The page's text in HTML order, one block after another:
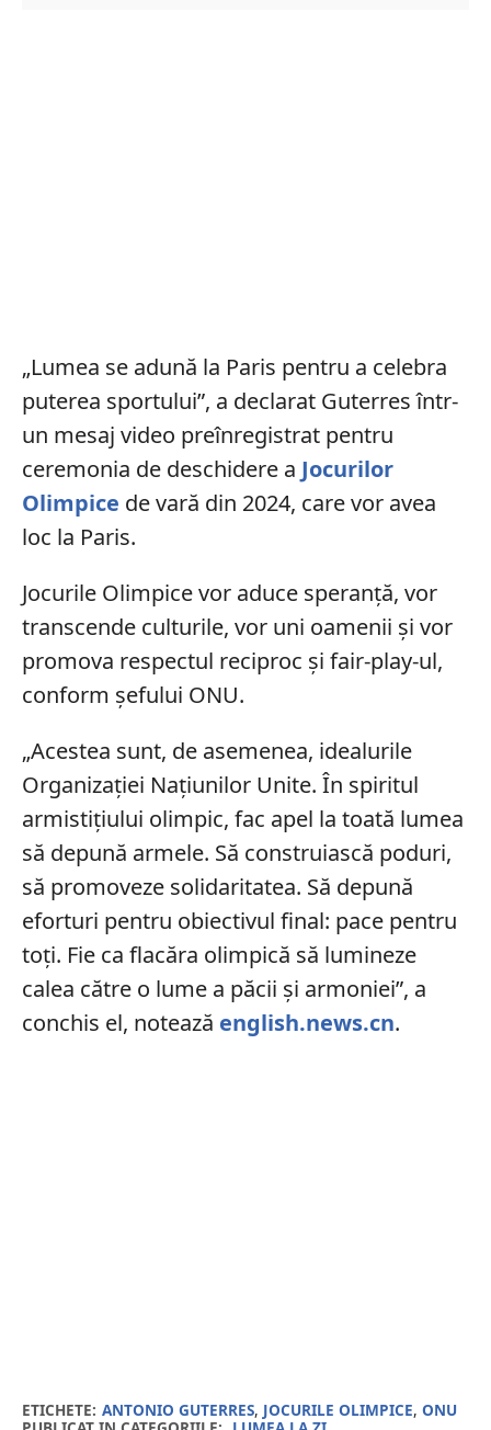
„Lumea se adună la Paris pentru a celebra
puterea sportului”, a declarat Guterres într-
un mesaj video preînregistrat pentru
ceremonia de deschidere a Jocurilor
Olimpice de vară din 2024, care vor avea
loc la Paris.
Jocurile Olimpice vor aduce speranță, vor
transcende culturile, vor uni oamenii și vor
promova respectul reciproc și fair-play-ul,
conform șefului ONU.
„Acestea sunt, de asemenea, idealurile
Organizației Națiunilor Unite. În spiritul
armistițiului olimpic, fac apel la toată lumea
să depună armele. Să construiască poduri,
să promoveze solidaritatea. Să depună
eforturi pentru obiectivul final: pace pentru
toți. Fie ca flacăra olimpică să lumineze
calea către o lume a păcii și armoniei”, a
conchis el, notează english.news.cn.
ETICHETE: ANTONIO GUTERRES, JOCURILE OLIMPICE, ONU